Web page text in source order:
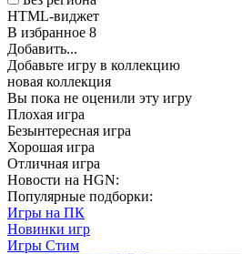
HTML-виджет
В избранное 8
Добавить...
Добавьте игру в коллекцию
новая коллекция
Вы пока не оценили эту игру
Плохая игра
Безынтересная игра
Хорошая игра
Отличная игра
Новости на HGN:
Популярные подборки:
Игры на ПК
Новинки игр
Игры Стим